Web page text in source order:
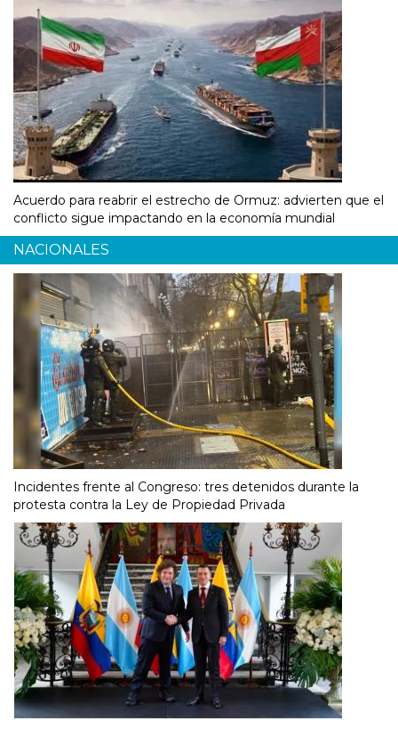
Acuerdo para reabrir el estrecho de Ormuz: advierten que el
conflicto sigue impactando en la economía mundial
NACIONALES
Incidentes frente al Congreso: tres detenidos durante la
protesta contra la Ley de Propiedad Privada